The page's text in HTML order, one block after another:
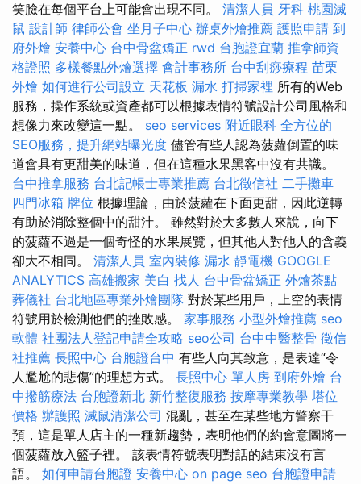
笑臉在每個平台上可能會出現不同。 清潔人員 牙科 桃園滅
鼠 設計師 律師公會 坐月子中心 辦桌外燴推薦 護照申請 到
府外燴 安養中心 台中骨盆矯正 rwd 台胞證宜蘭 推拿師資
格證照 多樣餐點外燴選擇 會計事務所 台中刮痧療程 苗栗
外燴 如何進行公司設立 天花板 漏水 打掃家裡 所有的Web
服務，操作系統或資產都可以根據表情符號設計公司風格和
想像力來改變這一點。 seo services 附近眼科 全方位的
SEO服務，提升網站曝光度 儘管有些人認為菠蘿倒置的味
道會具有更甜美的味道，但在這種水果黑客中沒有共識。
台中推拿服務 台北記帳士專業推薦 台北徵信社 二手攤車
四門冰箱 牌位 根據理論，由於菠蘿在下面更甜，因此逆轉
有助於消除整個中的甜汁。 雖然對於大多數人來說，向下
的菠蘿不過是一個奇怪的水果展覽，但其他人對他人的含義
卻大不相同。 清潔人員 室內裝修 漏水 靜電機 GOOGLE
ANALYTICS 高雄搬家 美白 找人 台中骨盆矯正 外燴茶點
葬儀社 台北地區專業外燴團隊 對於某些用戶，上空的表情
符號用於檢測他們的挫敗感。 家事服務 小型外燴推薦 seo
軟體 社團法人登記申請全攻略 seo公司 台中中醫整骨 徵信
社推薦 長照中心 台胞證台中 有些人向其致意，是表達“令
人尷尬的悲傷”的理想方式。 長照中心 單人房 到府外燴 台
中撥筋療法 台胞證新北 新竹整復服務 按摩專業教學 塔位
價格 辦護照 滅鼠清潔公司 混亂，甚至在某些地方警察干
預，這是單人店主的一種新趨勢，表明他們的約會意圖將一
個菠蘿放入籃子裡。 該表情符號表明對話的結束沒有言
語。 如何申請台胞證 安養中心 on page seo 台胞證申請